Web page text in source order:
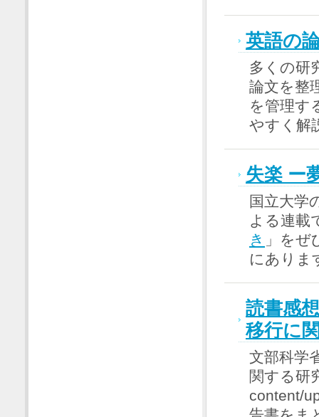
英語の
多くの研
論文を整
を管理す
やすく解
失楽 ー
国立大学
よる連載
き 」を
にありま
読書感
移行に
文部科学
関する研
content/